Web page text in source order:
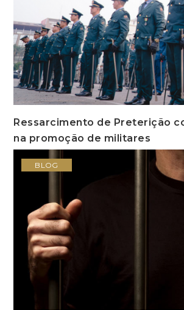
Ressarcimento de Preterição
na promoção de militares
BLOG